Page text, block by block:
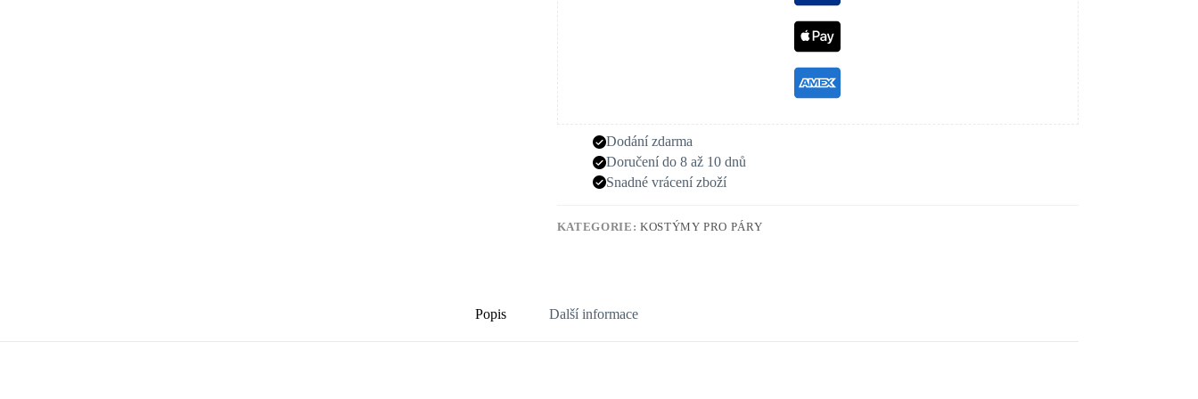
Dodání zdarma
Doručení do 8 až 10 dnů
Snadné vrácení zboží
KATEGORIE: KOSTÝMY PRO PÁRY
Popis Další informace